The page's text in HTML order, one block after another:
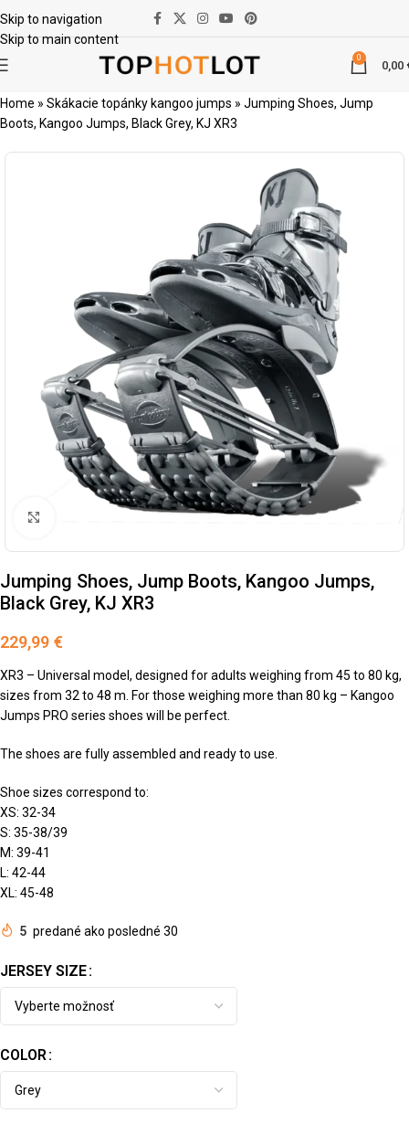
Skip to navigation
Skip to main content
0
0,00
Home » Skákacie topánky kangoo jumps » Jumping Shoes, Jump
Boots, Kangoo Jumps, Black Grey, KJ XR3
Jumping Shoes, Jump Boots, Kangoo Jumps,
Black Grey, KJ XR3
229,99 €
XR3 – Universal model, designed for adults weighing from 45 to 80 kg,
sizes from 32 to 48 m. For those weighing more than 80 kg – Kangoo
Jumps PRO series shoes will be perfect.
The shoes are fully assembled and ready to use.
Shoe sizes correspond to:
XS: 32-34
S: 35-38/39
M: 39-41
L: 42-44
XL: 45-48
5 predané ako posledné 30
JERSEY SIZE
COLOR